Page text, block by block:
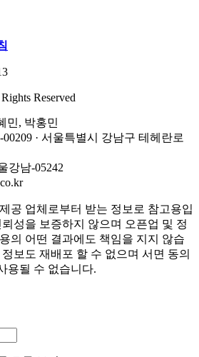
Reserved
민, 박홍민
· 서울특별시 강남구 테헤란로
강남-05242
공 업체로부터 받는 정보로 참고용입
성을 보증하지 않으며 오픈업 및 정
의 어떤 결과에도 책임을 지지 않습
보도 재배포 할 수 없으며 서면 동의
용될 수 없습니다.